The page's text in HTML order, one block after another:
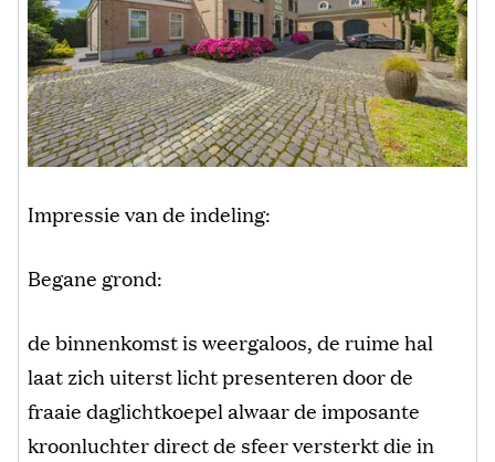
Impressie van de indeling:
Begane grond:
de binnenkomst is weergaloos, de ruime hal
laat zich uiterst licht presenteren door de
fraaie daglichtkoepel alwaar de imposante
kroonluchter direct de sfeer versterkt die in